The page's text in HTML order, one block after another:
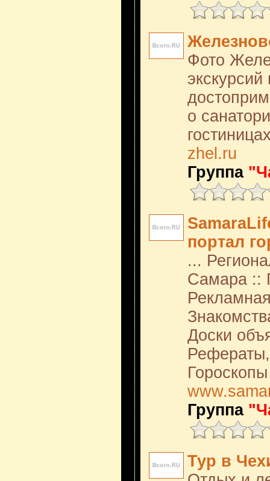
Фото
экскурсий
о
zhel.ru
Группа
портал
...
Самара ::
Доски
Группа
Тур в